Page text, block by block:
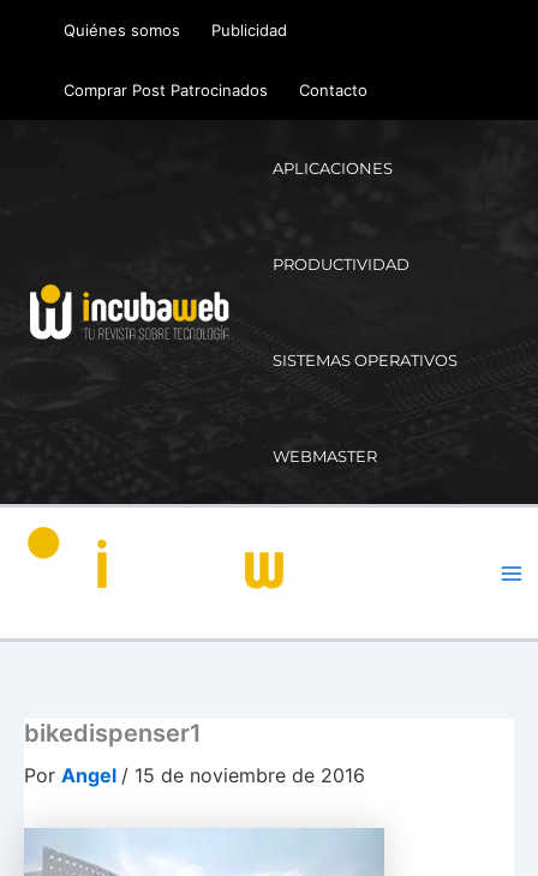
Quiénes somos Publicidad
Comprar Post Patrocinados Contacto
APLICACIONES
PRODUCTIVIDAD
SISTEMAS OPERATIVOS
WEBMASTER
bikedispenser1
Por Angel / 15 de noviembre de 2016